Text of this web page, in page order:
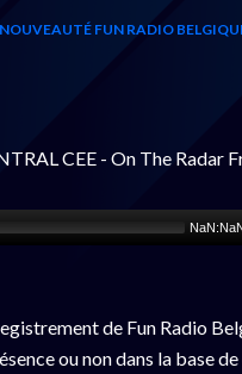
NOUVEAUTÉ FUN RADIO
CEE - On The Radar
de Fun Radio
ou non dans la base